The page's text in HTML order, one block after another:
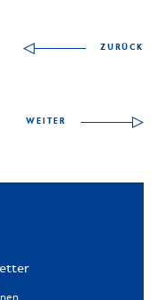
ZURÜCK
WEITER